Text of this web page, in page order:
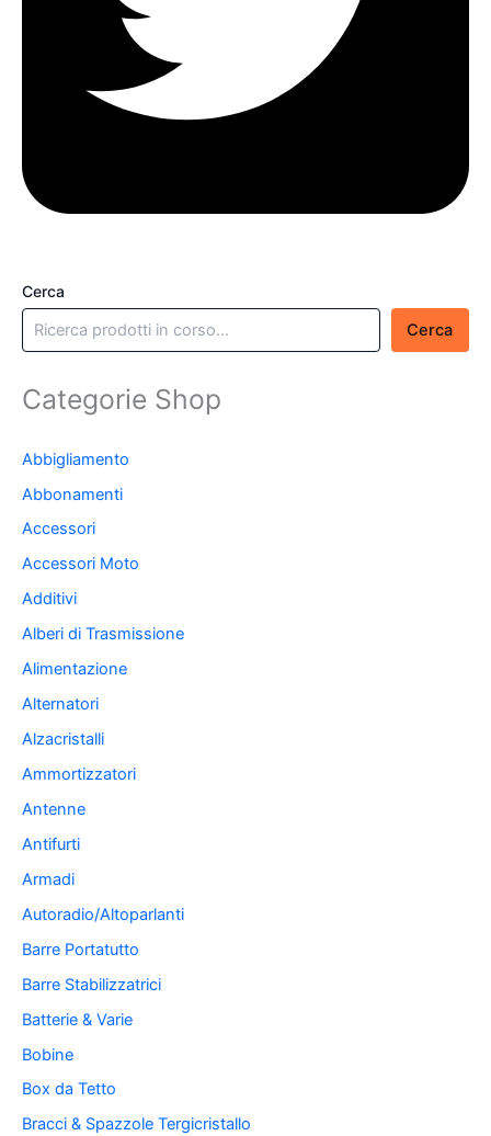
Cerca
Cerca
Categorie Shop
Abbigliamento
Abbonamenti
Accessori
Accessori Moto
Additivi
Alberi di Trasmissione
Alimentazione
Alternatori
Alzacristalli
Ammortizzatori
Antenne
Antifurti
Armadi
Autoradio/Altoparlanti
Barre Portatutto
Barre Stabilizzatrici
Batterie & Varie
Bobine
Box da Tetto
Bracci & Spazzole Tergicristallo